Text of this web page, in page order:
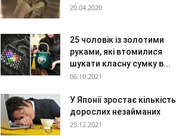
20.04.2020
25 чоловік із золотими
руками, які втомилися
шукати класну сумку в...
06.10.2021
У Японії зростає кількість
дорослих незайманих
25.12.2021